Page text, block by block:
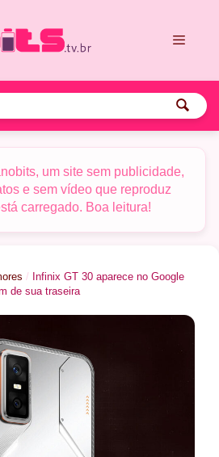
um site sem publicidade,
e sem vídeo que reproduz
carregado. Boa leitura!
/ Infinix GT 30 aparece no Google
de sua traseira